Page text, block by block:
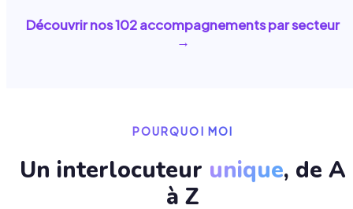
Découvrir nos102accompagnements par secteur
→
POURQUOI MOI
Un interlocuteur unique, de A
à Z